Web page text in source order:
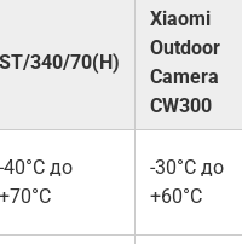
ST/340/70(Н)
Xiaomi
Outdoor
Camera
CW300
-40°C до
+70°C
-30°C до
+60°C